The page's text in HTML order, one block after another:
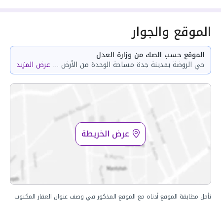
الموقع والجوار
الموقع حسب الصك من وزارة العدل
حي الروضة بمدينة جدة مساحة الوحدة من الأرض 42.08 متر وتختص من المنافع والأجزاء المشتركة بمساحة 87.42 متر عرض المزيد
عرض الخريطة
نأمل مطابقة الموقع أدناه مع الموقع المذكور في وصف عنوان العقار المكتوب